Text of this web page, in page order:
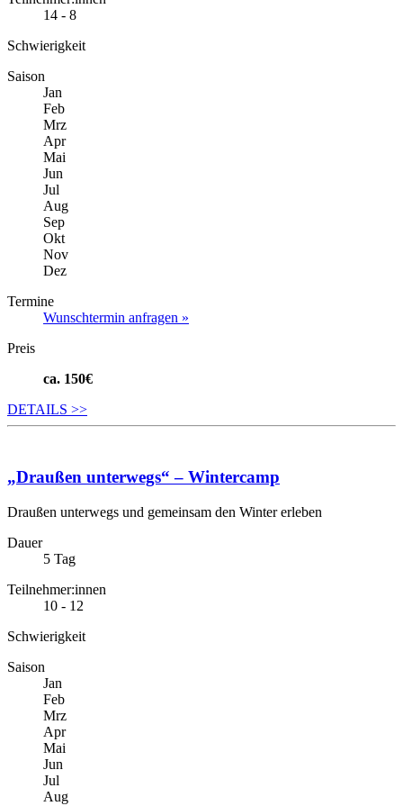
14 - 8
Schwierigkeit
Saison
Jan
Feb
Mrz
Apr
Mai
Jun
Jul
Aug
Sep
Okt
Nov
Dez
Termine
Wunschtermin anfragen »
Preis
ca. 150€
DETAILS >>
„Draußen unterwegs“ – Wintercamp
Draußen unterwegs und gemeinsam den Winter erleben
Dauer
5 Tag
Teilnehmer:innen
10 - 12
Schwierigkeit
Saison
Jan
Feb
Mrz
Apr
Mai
Jun
Jul
Aug